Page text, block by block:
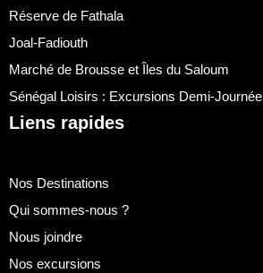
Réserve de Fathala
Joal-Fadiouth
Marché de Brousse et Îles du Saloum
Sénégal Loisirs : Excursions Demi-Journée
Liens rapides
Nos Destinations
Qui sommes-nous ?
Nous joindre
Nos excursions